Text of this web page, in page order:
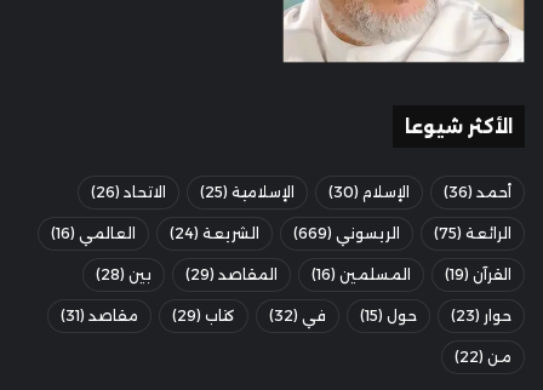
الأكثر شيوعا
أحمد (36) الإسلام (30) الإسلامية (25) الاتحاد (26)
الرائعة (75) الريسوني (669) الشريعة (24) العالمي (16)
القرآن (19) المسلمين (16) المقاصد (29) بين (28)
حوار (23) حول (15) في (32) كتاب (29) مقاصد (31)
من (22)